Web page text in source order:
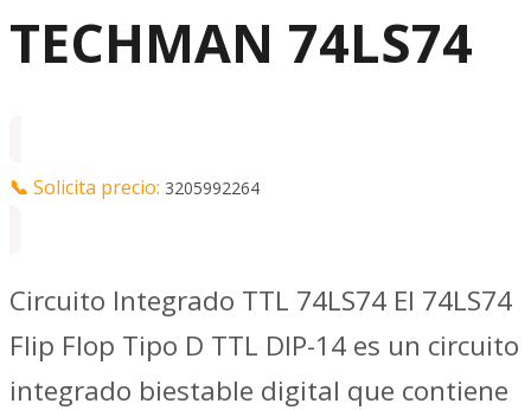
TECHMAN 74LS74
📞 Solicita precio: 3205992264
Circuito Integrado TTL 74LS74 El 74LS74
Flip Flop Tipo D TTL DIP-14 es un circuito
integrado biestable digital que contiene